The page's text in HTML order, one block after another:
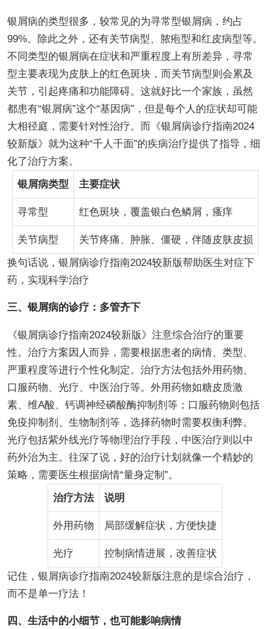
银屑病的类型很多，较常见的为寻常型银屑病，约占
99%。除此之外，还有关节病型、脓疱型和红皮病型等。
不同类型的银屑病在症状和严重程度上有所差异，寻常
型主要表现为皮肤上的红色斑块，而关节病型则会累及
关节，引起疼痛和功能障碍。这就好比一个家族，虽然
都患有“银屑病”这个“基因病”，但是每个人的症状却可能
大相径庭，需要针对性治疗。而《银屑病诊疗指南2024
较新版》就为这种“千人千面”的疾病治疗提供了指导，细
化了治疗方案。
银屑病类型
主要症状
寻常型 红色斑块，覆盖银白色鳞屑，瘙痒
关节病型
关节疼痛、肿胀、僵硬，伴随皮肤皮损
换句话说，银屑病诊疗指南2024较新版帮助医生对症下
药，实现科学治疗
三、银屑病的诊疗：多管齐下
《银屑病诊疗指南2024较新版》注意综合治疗的重要
性。治疗方案因人而异，需要根据患者的病情、类型、
严重程度等进行个性化制定。治疗方法包括外用药物、
口服药物、光疗、中医治疗等。外用药物如糖皮质激
素、维A酸、钙调神经磷酸酶抑制剂等；口服药物则包括
免疫抑制剂、生物制剂等，选择药物时需要权衡利弊。
光疗包括紫外线光疗等物理治疗手段，中医治疗则以中
药外治为主。往深了说，好的治疗计划就像一个精妙的
策略，需要医生根据病情“量身定制”。
治疗方法
说明
外用药物 局部缓解症状，方便快捷
光疗
控制病情进展，改善症状
记住，银屑病诊疗指南2024较新版注意的是综合治疗，
而不是单一疗法！
四、生活中的小细节，也可能影响病情